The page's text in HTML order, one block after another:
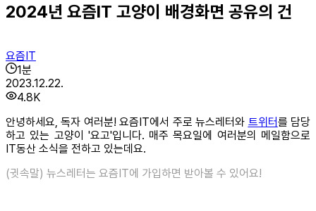
2024년 요즘IT 고양이 배경화면 공유의 건
요즘IT
1분
2023.12.22.
4.8K
안녕하세요, 독자 여러분! 요즘IT에서 주로 뉴스레터와 트위터를 담당
하고 있는 고양이 '요고'입니다. 매주 목요일에 여러분의 메일함으로
IT동산 소식을 전하고 있는데요.
(귓속말) 뉴스레터는 요즘IT에 가입하면 받아볼 수 있어요!